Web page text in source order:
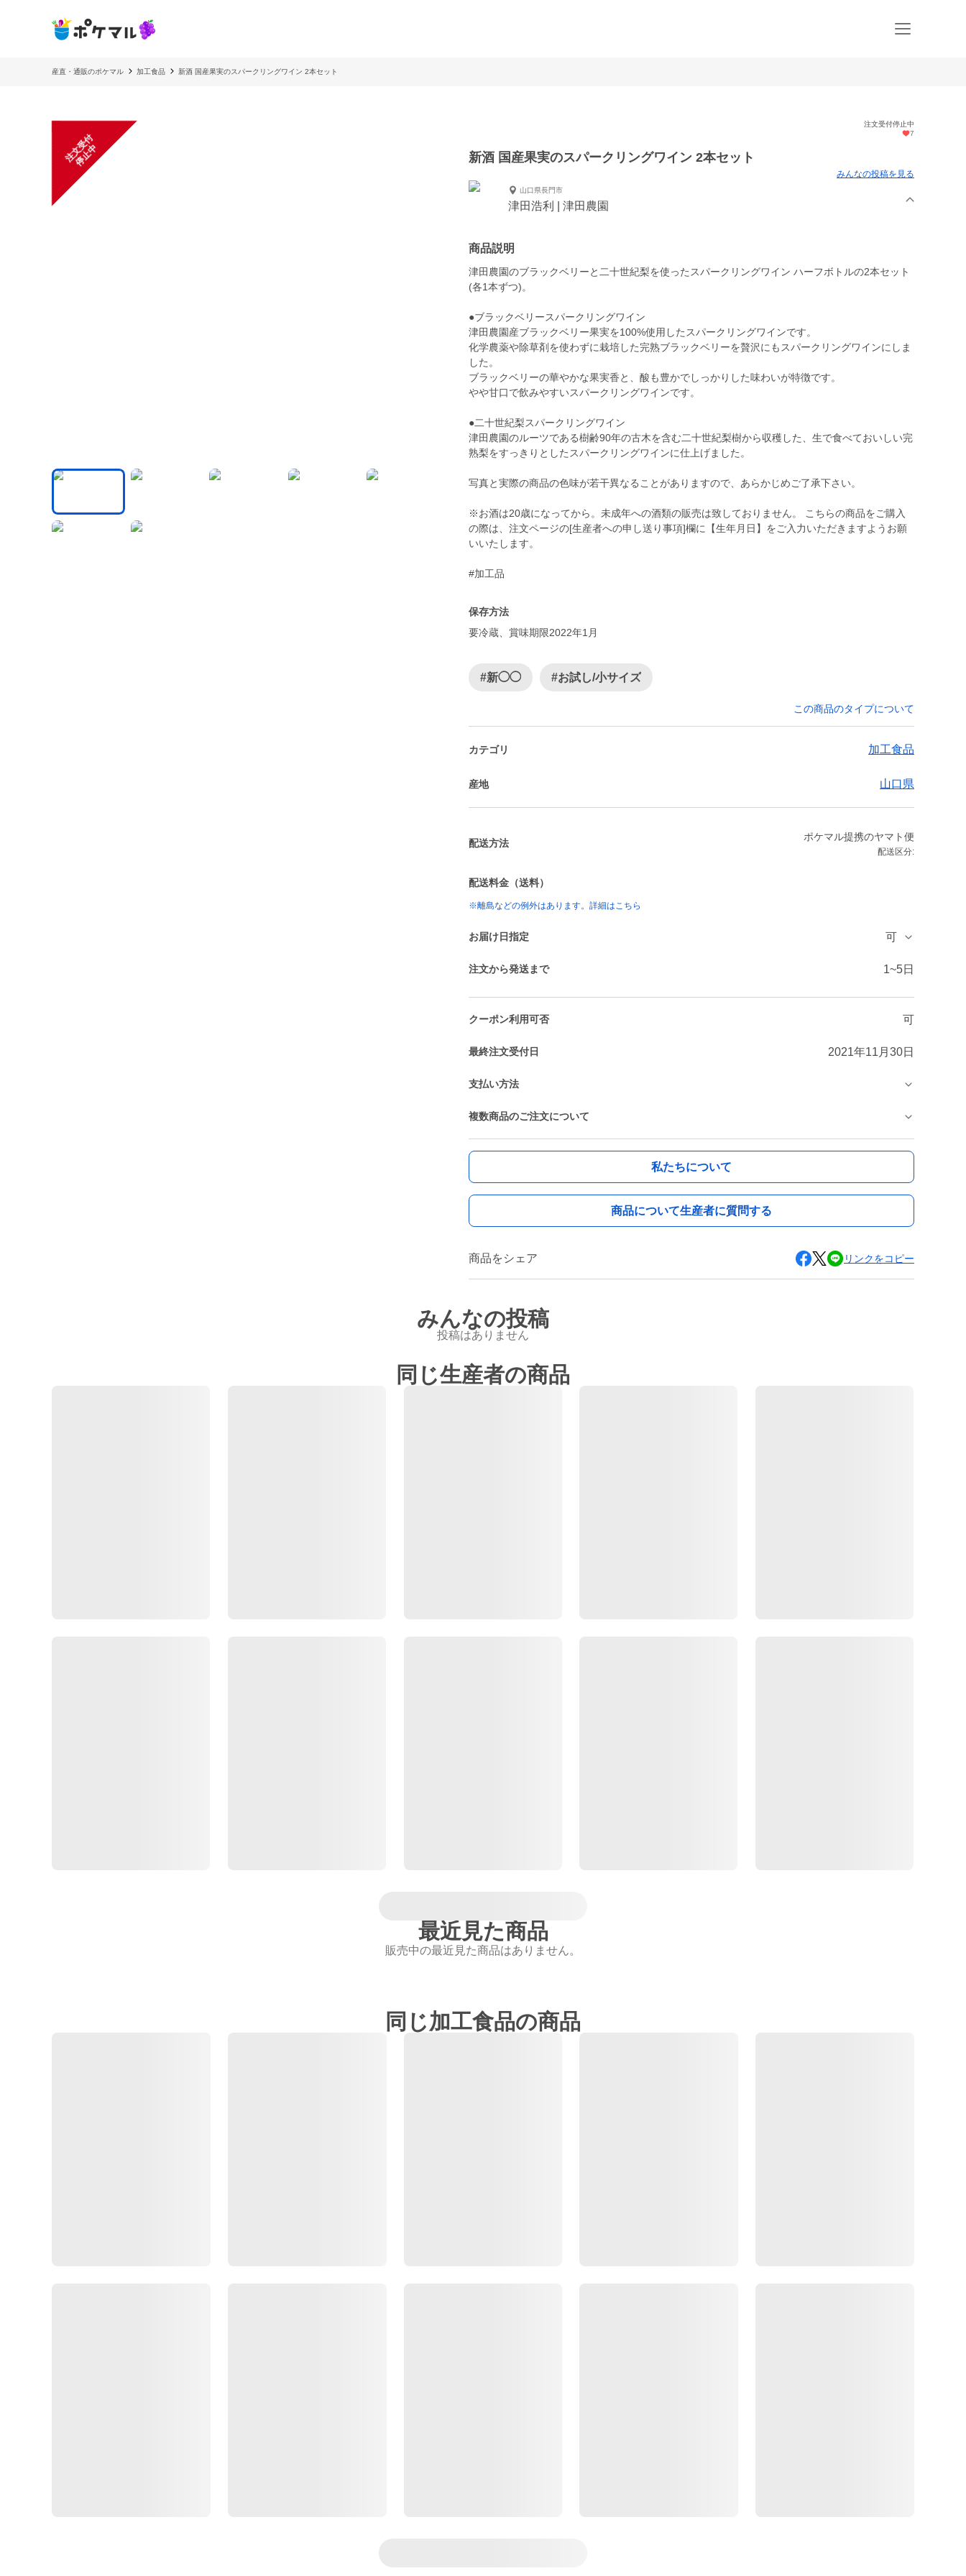
産直・通販のポケマル 加工食品 新酒 国産果実のスパークリングワイン 2本セット
注
文
受
付
停
止
中
注文受付停止中
7
新酒 国産果実のスパークリングワイン 2本セット
みんなの投稿を見る
山口県長門市
津田浩利 | 津田農園
商品説明
津田農園のブラックベリーと二十世紀梨を使ったスパークリングワイン ハーフボトルの2本セット
(各1本ずつ)。
●ブラックベリースパークリングワイン
津田農園産ブラックベリー果実を100%使用したスパークリングワインです。
化学農薬や除草剤を使わずに栽培した完熟ブラックベリーを贅沢にもスパークリングワインにしま
した。
ブラックベリーの華やかな果実香と、酸も豊かでしっかりした味わいが特徴です。
やや甘口で飲みやすいスパークリングワインです。
●二十世紀梨スパークリングワイン
津田農園のルーツである樹齢90年の古木を含む二十世紀梨樹から収穫した、生で食べておいしい完
熟梨をすっきりとしたスパークリングワインに仕上げました。
写真と実際の商品の色味が若干異なることがありますので、あらかじめご了承下さい。
※お酒は20歳になってから。未成年への酒類の販売は致しておりません。 こちらの商品をご購入
の際は、注文ページの[生産者への申し送り事項]欄に【生年月日】をご入力いただきますようお願
いいたします。
#加工品
保存方法
要冷蔵、賞味期限2022年1月
#新◯◯ #お試し/小サイズ
この商品のタイプについて
カテゴリ 加工食品
産地 山口県
配送方法
ポケマル提携のヤマト便
配送区分:
配送料金（送料）
※離島などの例外はあります。詳細はこちら
お届け日指定 可
注文から発送まで 1~5日
クーポン利用可否 可
最終注文受付日 2021年11月30日
支払い方法
複数商品のご注文について
私たちについて
商品について生産者に質問する
商品をシェア リンクをコピー
みんなの投稿
投稿はありません
同じ生産者の商品
最近見た商品
販売中の最近見た商品はありません。
同じ加工食品の商品